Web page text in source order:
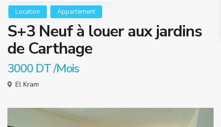
Location Appartement
S+3 Neuf à louer aux jardins
de Carthage
3000 DT/Mois
El Kram